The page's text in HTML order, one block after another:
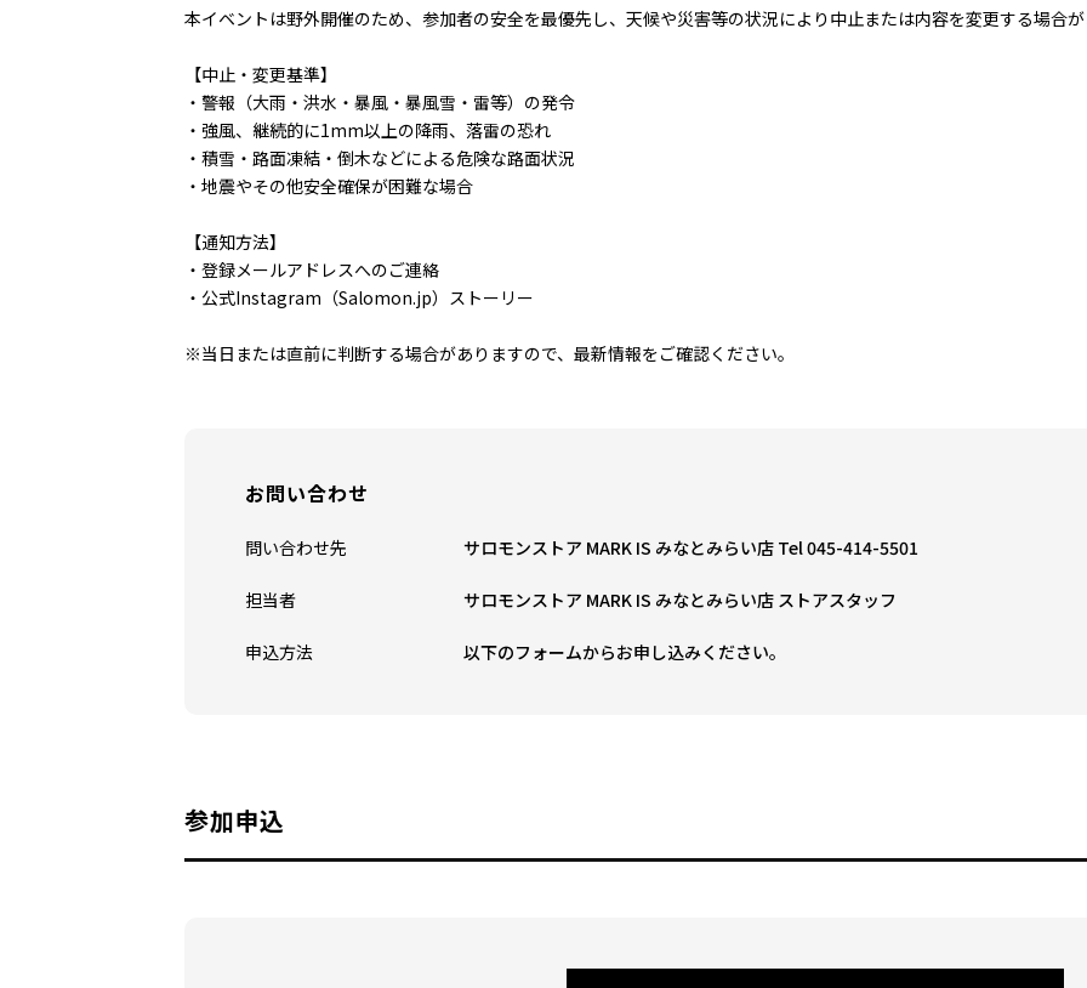
本イベントは野外開催のため、参加者の安全を最優先し、天候や災害等の状況により中止または内容を変更する場合
【中止・変更基準】
・警報（大雨・洪水・暴風・暴風雪・雷等）の発令
・強風、継続的に1mm以上の降雨、落雷の恐れ
・積雪・路面凍結・倒木などによる危険な路面状況
・地震やその他安全確保が困難な場合
【通知方法】
・登録メールアドレスへのご連絡
・公式Instagram（Salomon.jp）ストーリー
※当日または直前に判断する場合がありますので、最新情報をご確認ください。
お問い合わせ
問い合わせ先 サロモンストア MARK IS みなとみらい店 Tel 045-414-5501
担当者 サロモンストア MARK IS みなとみらい店 ストアスタッフ
申込方法 以下のフォームからお申し込みください。
参加申込